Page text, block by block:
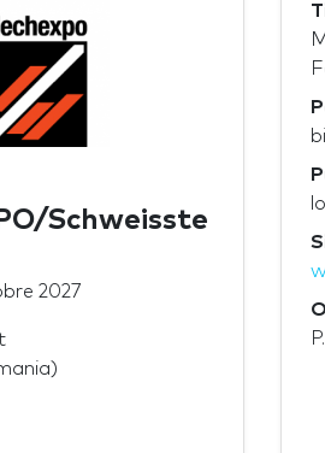
Schweisste
2027